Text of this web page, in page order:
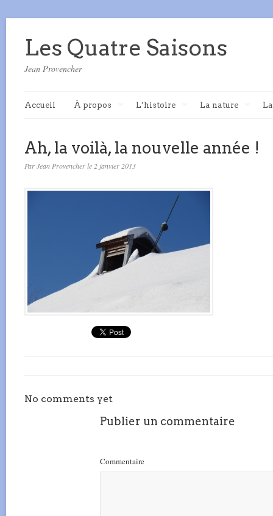
Les Quatre Saisons
Jean Provencher
Accueil À propos L’histoire La nature
Ah, la voilà, la nouvelle année !
Par Jean Provencher le 2 janvier 2013
No comments yet
Publier un commentaire
Commentaire